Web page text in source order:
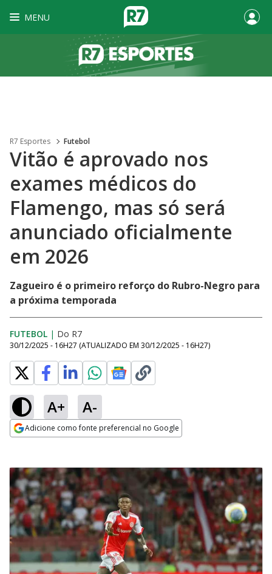
MENU
R7 Esportes Futebol
Vitão é aprovado nos
exames médicos do
Flamengo, mas só será
anunciado oficialmente
em 2026
Zagueiro é o primeiro reforço do Rubro-Negro para
a próxima temporada
FUTEBOL | Do R7
30/12/2025 - 16H27 (ATUALIZADO EM 30/12/2025 - 16H27)
A+ A-
Adicione como fonte preferencial no Google